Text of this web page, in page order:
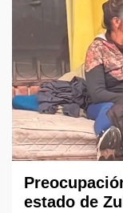
estado de